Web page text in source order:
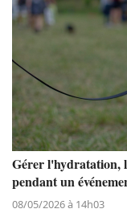
Gérer l'hydratation,
pendant un
08/05/2026 à 14h03